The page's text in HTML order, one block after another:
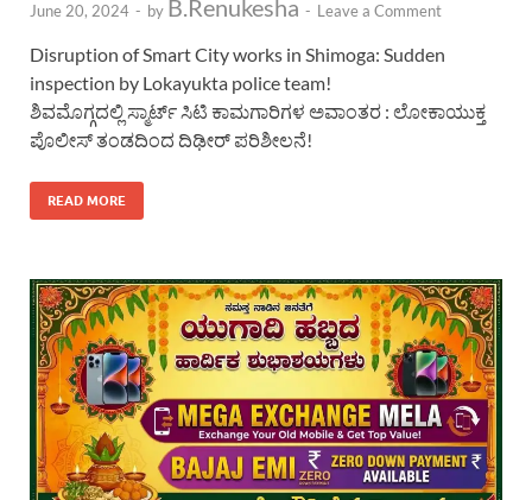
June 20, 2024 - by B.Renukesha - Leave a Comment
Disruption of Smart City works in Shimoga: Sudden
inspection by Lokayukta police team!
ಶಿವಮೊಗ್ಗದಲ್ಲಿ ಸ್ಮಾರ್ಟ್ ಸಿಟಿ ಕಾಮಗಾರಿಗಳ ಅವಾಂತರ : ಲೋಕಾಯುಕ್ತ
ಪೊಲೀಸ್ ತಂಡದಿಂದ ದಿಢೀರ್ ಪರಿಶೀಲನೆ!
READ MORE